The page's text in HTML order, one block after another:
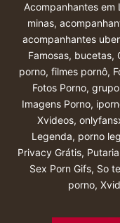
Acompanhantes em
minas,
acompanhantes
Famosas, bucetas,
porno, filmes pornô,
Fotos Porno,
Imagens Porno,
Xvideos,
Legenda, porno
Privacy Grátis,
Sex Porn Gifs, So
porno,